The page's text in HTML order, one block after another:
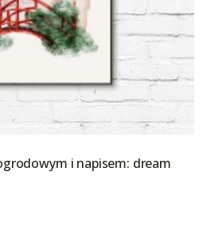
i napisem: dream